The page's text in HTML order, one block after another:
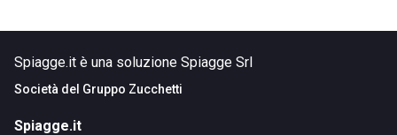
Spiagge.it è una soluzione Spiagge Srl
Società del Gruppo Zucchetti
Spiagge.it